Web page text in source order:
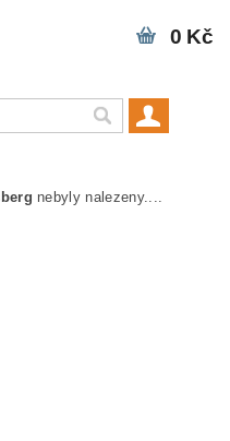
0 Kč
nebyly nalezeny....